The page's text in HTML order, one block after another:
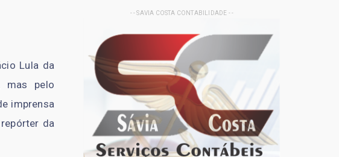
Lula da
mas pelo
imprensa
da
- - SAVIA COSTA CONTABILIDADE - -